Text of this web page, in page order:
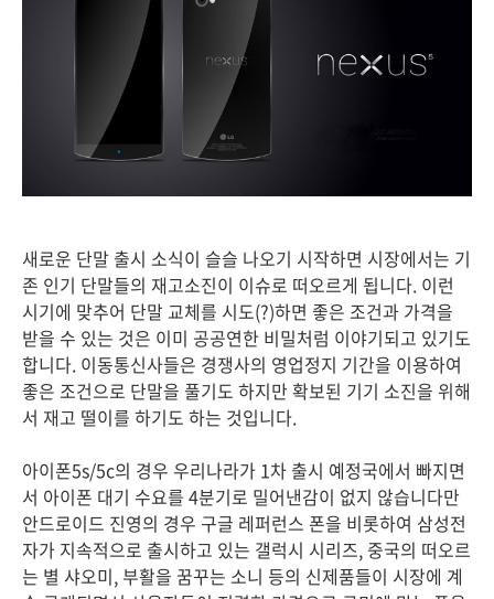
새로운 단말 출시 소식이 슬슬 나오기 시작하면 시장에서는 기
존 인기 단말들의 재고소진이 이슈로 떠오르게 됩니다. 이런
시기에 맞추어 단말 교체를 시도(?)하면 좋은 조건과 가격을
받을 수 있는 것은 이미 공공연한 비밀처럼 이야기되고 있기도
합니다. 이동통신사들은 경쟁사의 영업정지 기간을 이용하여
좋은 조건으로 단말을 풀기도 하지만 확보된 기기 소진을 위해
서 재고 떨이를 하기도 하는 것입니다.
아이폰5s/5c의 경우 우리나라가 1차 출시 예정국에서 빠지면
서 아이폰 대기 수요를 4분기로 밀어낸감이 없지 않습니다만
안드로이드 진영의 경우 구글 레퍼런스 폰을 비롯하여 삼성전
자가 지속적으로 출시하고 있는 갤럭시 시리즈, 중국의 떠오르
는 별 샤오미, 부활을 꿈꾸는 소니 등의 신제품들이 시장에 계